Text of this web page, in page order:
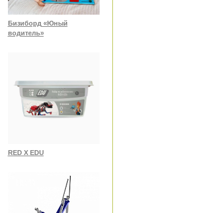
Бизиборд «Юный
водитель»
RED X EDU